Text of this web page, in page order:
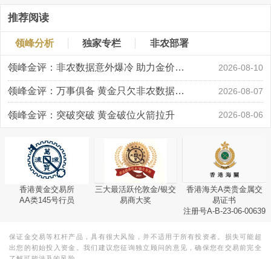
推荐阅读
领峰分析 独家专栏 非农部署
领峰金评：非农数据意外爆冷 助力金价大涨创新高 2026-08-10
领峰金评：万事俱备 黄金只欠非农数据“东风” 2026-08-07
领峰金评：突破突破 黄金破位火箭拉升 2026-08-06
香港黄金交易所
AA类145号行员
三大最活跃伦敦金/银交
易商大奖
香港海关A类贵金属交
易证书
注册号A-B-23-06-00639
保证金交易等杠杆产品，具有很大风险，并不适用于所有投资者。损失可能超
出您的初始投入资金。我们建议您征询独立顾问的意见，确保您在交易前完全